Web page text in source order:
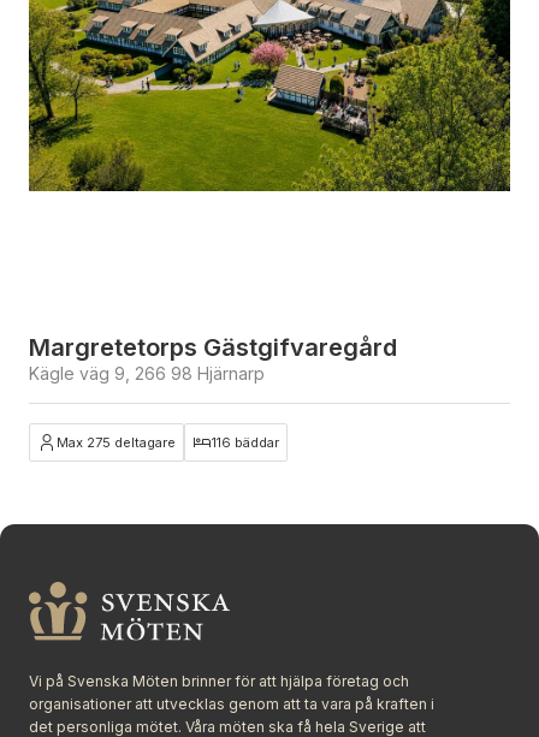
Margretetorps Gästgifvaregård
Kägle väg 9, 266 98 Hjärnarp
Max 275 deltagare 116 bäddar
Vi på Svenska Möten brinner för att hjälpa företag och
organisationer att utvecklas genom att ta vara på kraften i
det personliga mötet. Våra möten ska få hela Sverige att